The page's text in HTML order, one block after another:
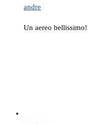
andre
Un aereo bellissimo!